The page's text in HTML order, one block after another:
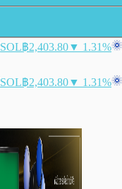
SOL฿2,403.80▼ 1.31%
SOL฿2,403.80▼ 1.31%